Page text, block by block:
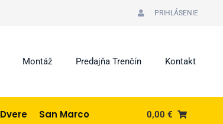
PRIHLÁSENIE
Montáž Predajňa Trenčín Kontakt
Dvere San Marco 0,00€